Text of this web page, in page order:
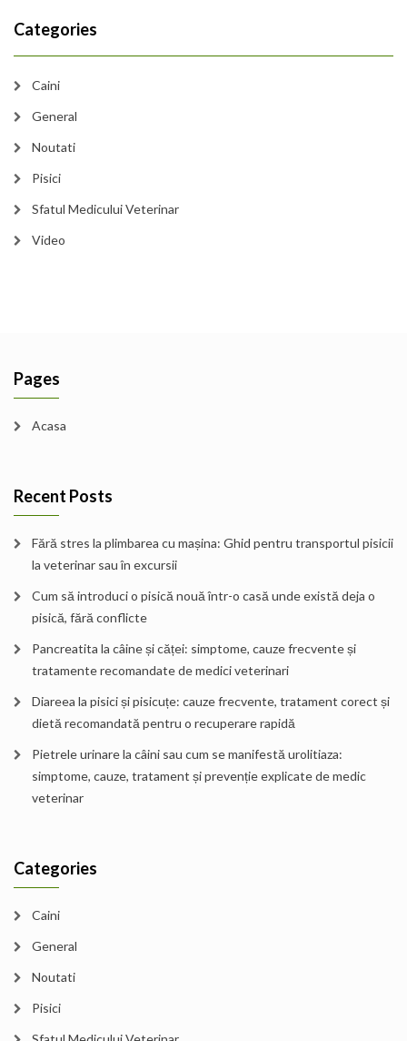
Categories
Caini
General
Noutati
Pisici
Sfatul Medicului Veterinar
Video
Pages
Acasa
Recent Posts
Fără stres la plimbarea cu mașina: Ghid pentru transportul pisicii
la veterinar sau în excursii
Cum să introduci o pisică nouă într-o casă unde există deja o
pisică, fără conflicte
Pancreatita la câine și căței: simptome, cauze frecvente și
tratamente recomandate de medici veterinari
Diareea la pisici și pisicuțe: cauze frecvente, tratament corect și
dietă recomandată pentru o recuperare rapidă
Pietrele urinare la câini sau cum se manifestă urolitiaza:
simptome, cauze, tratament și prevenție explicate de medic
veterinar
Categories
Caini
General
Noutati
Pisici